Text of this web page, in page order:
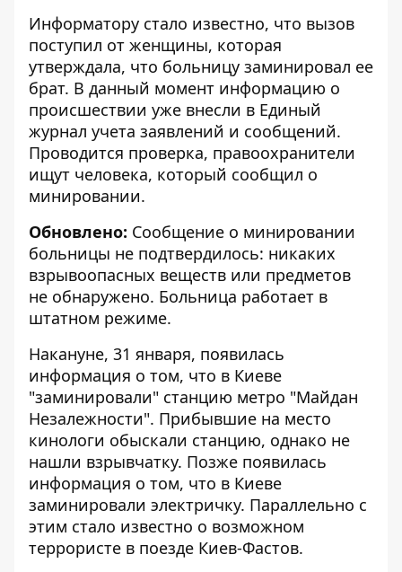
Информатору стало известно, что вызов
поступил от женщины, которая
утверждала, что больницу заминировал ее
брат. В данный момент информацию о
происшествии уже внесли в Единый
журнал учета заявлений и сообщений.
Проводится проверка, правоохранители
ищут человека, который сообщил о
минировании.
Обновлено: Сообщение о минировании
больницы не подтвердилось: никаких
взрывоопасных веществ или предметов
не обнаружено. Больница работает в
штатном режиме.
Накануне, 31 января, появилась
информация о том, что в Киеве
"заминировали" станцию метро "Майдан
Незалежности". Прибывшие на место
кинологи обыскали станцию, однако не
нашли взрывчатку. Позже появилась
информация о том, что в Киеве
заминировали электричку. Параллельно с
этим стало известно о возможном
террористе в поезде Киев-Фастов.